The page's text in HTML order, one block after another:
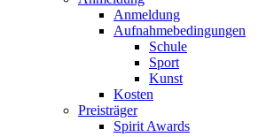
Anmeldung
Aufnahmebedingungen
Schule
Sport
Kunst
Kosten
Preisträger
Spirit Awards